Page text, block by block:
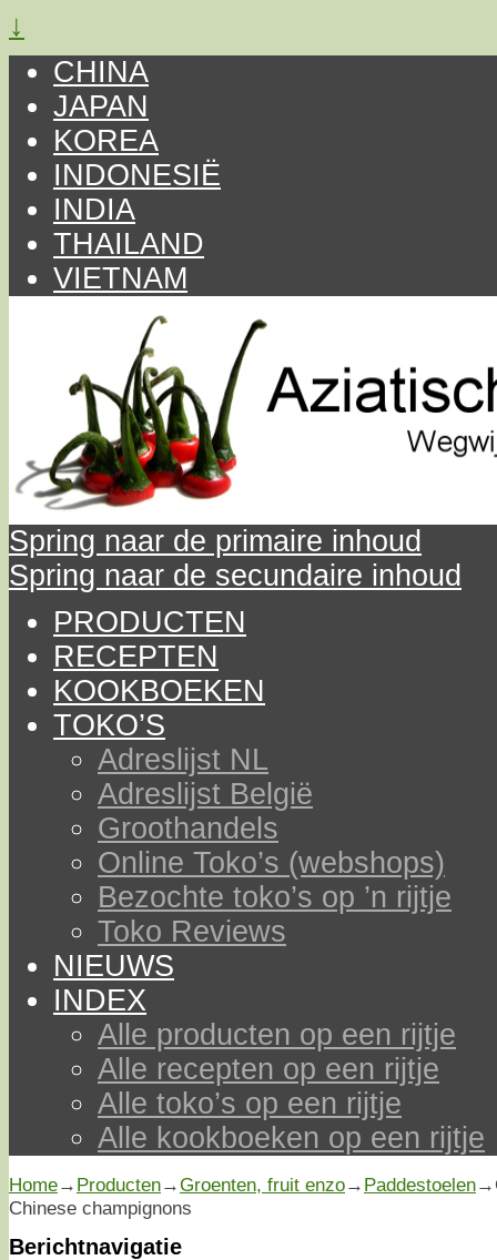
↓
CHINA
JAPAN
KOREA
INDONESIË
INDIA
THAILAND
VIETNAM
Spring naar de primaire inhoud
Spring naar de secundaire inhoud
PRODUCTEN
RECEPTEN
KOOKBOEKEN
TOKO’S
Adreslijst NL
Adreslijst België
Groothandels
Online Toko’s (webshops)
Bezochte toko’s op ’n rijtje
Toko Reviews
NIEUWS
INDEX
Alle producten op een rijtje
Alle recepten op een rijtje
Alle toko’s op een rijtje
Alle kookboeken op een rijtje
Home→ Producten→Groenten, fruit enzo→ Paddestoelen→
Chinese champignons
Berichtnavigatie